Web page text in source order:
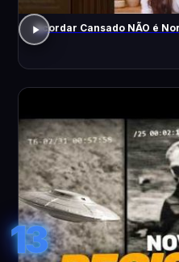
Acordar Cansado NÃO é
13